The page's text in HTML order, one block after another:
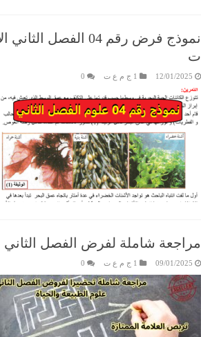
ت
12/01/2025 1 ج م ع ت 0
مراجعة شاملة لفرض الفصل الثاني
09/01/2025 1 ج م ع ت 0